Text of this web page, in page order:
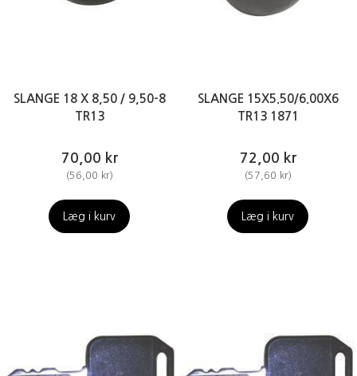
SLANGE 18 X 8,50 / 9,50-8
TR13
70,00 kr
(56,00 kr)
Læg i kurv
SLANGE 15X5.50/6.00X6
TR13 1871
72,00 kr
(57,60 kr)
Læg i kurv